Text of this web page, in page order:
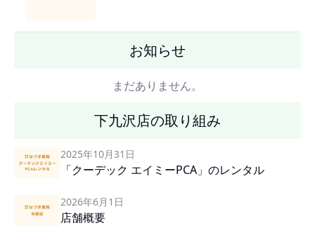
お知らせ
まだありません。
下九沢店の取り組み
2025年10月31日
「クーデック エイミーPCA」のレンタル
2026年6月1日
店舗概要